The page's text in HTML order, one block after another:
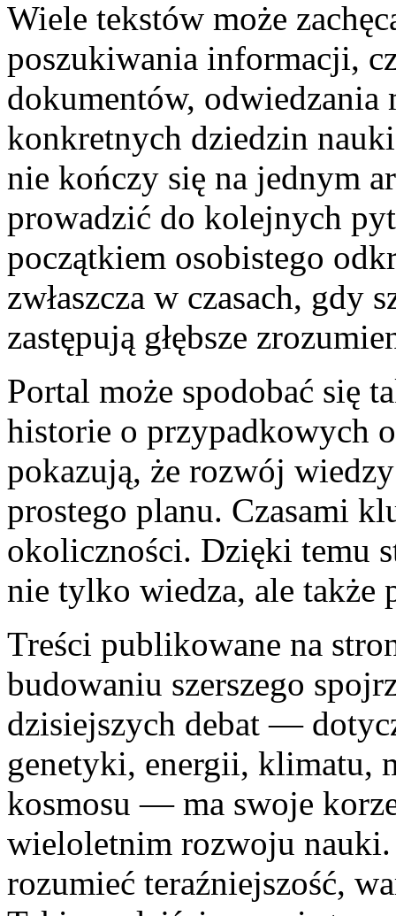
Wiele tekstów może
poszukiwania informacji,
dokumentów, odwiedzania
konkretnych dziedzin
nie kończy się na jednym
prowadzić do kolejnych
początkiem osobistego
zwłaszcza w czasach, gdy
zastępują głębsze
Portal może spodobać się
historie o przypadkowych
pokazują, że rozwój
prostego planu. Czasami
okoliczności. Dzięki temu
nie tylko wiedza, ale także
Treści publikowane na
budowaniu szerszego
dzisiejszych debat —
genetyki, energii, klimatu,
kosmosu — ma swoje
wieloletnim rozwoju
rozumieć teraźniejszość,